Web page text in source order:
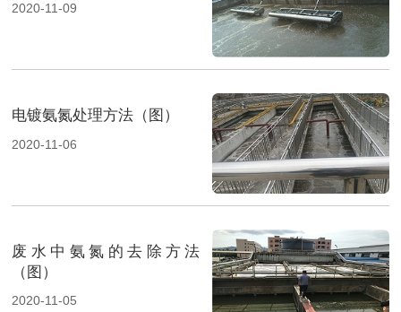
2020-11-09
电镀氨氮处理方法（图）
2020-11-06
废水中氨氮的去除方法
（图）
2020-11-05